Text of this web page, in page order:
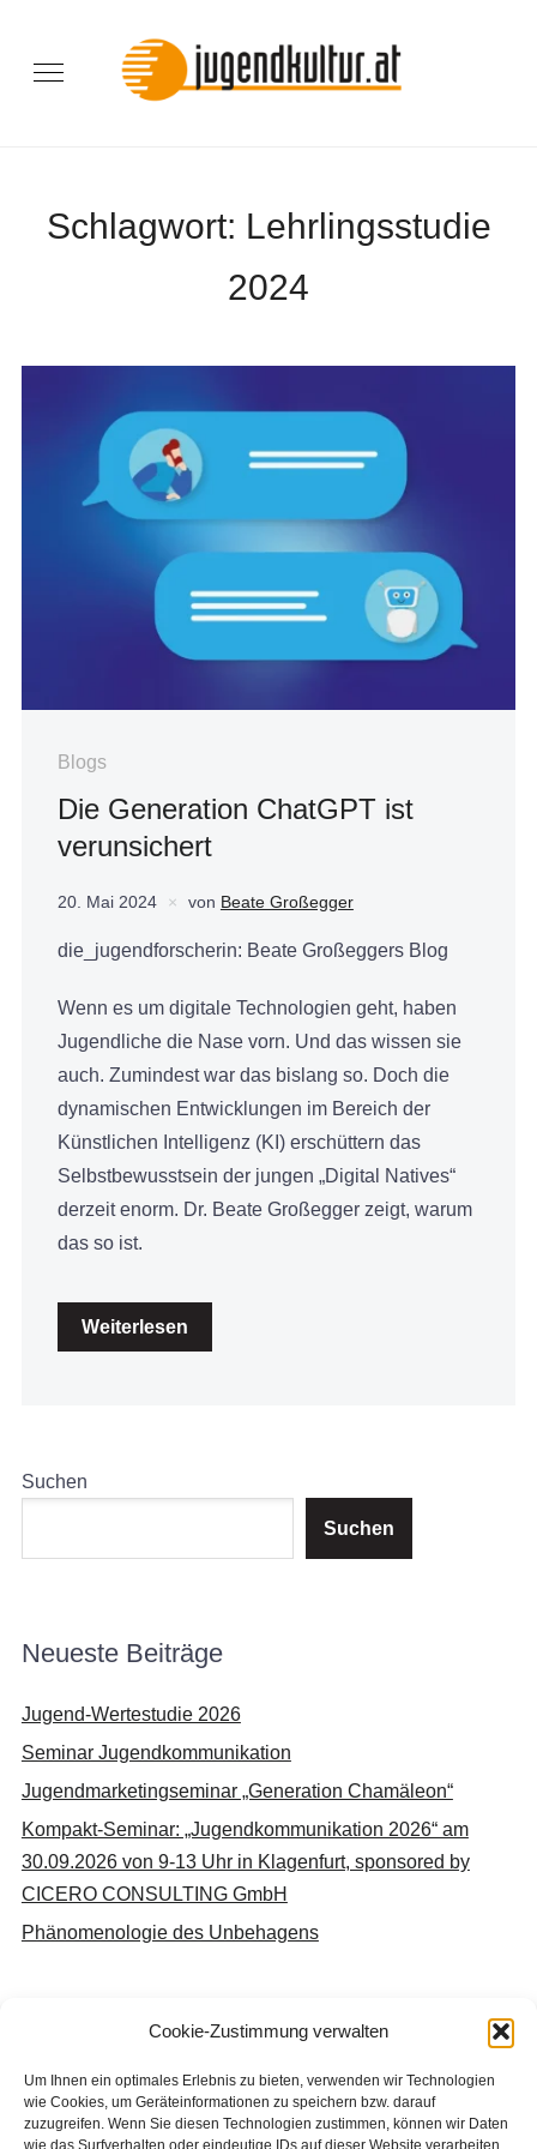
Cookie-Zustimmung verwalten
Um Ihnen ein optimales Erlebnis zu bieten, verwenden wir Technologien
wie Cookies, um Geräteinformationen zu speichern bzw. darauf
zuzugreifen. Wenn Sie diesen Technologien zustimmen, können wir Daten
wie das Surfverhalten oder eindeutige IDs auf dieser Website verarbeiten.
Schlagwort: Lehrlingsstudie
2024
Blogs
Die Generation ChatGPT ist
verunsichert
20. Mai 2024 von Beate Großegger
die_jugendforscherin: Beate Großeggers Blog
Wenn es um digitale Technologien geht, haben
Jugendliche die Nase vorn. Und das wissen sie
auch. Zumindest war das bislang so. Doch die
dynamischen Entwicklungen im Bereich der
Künstlichen Intelligenz (KI) erschüttern das
Selbstbewusstsein der jungen „Digital Natives“
derzeit enorm. Dr. Beate Großegger zeigt, warum
das so ist.
Weiterlesen
Suchen
Suchen
Neueste Beiträge
Jugend-Wertestudie 2026
Seminar Jugendkommunikation
Jugendmarketingseminar „Generation Chamäleon“
Kompakt-Seminar: „Jugendkommunikation 2026“ am
30.09.2026 von 9-13 Uhr in Klagenfurt, sponsored by
CICERO CONSULTING GmbH
Phänomenologie des Unbehagens
Keine Kommentare vorhanden.